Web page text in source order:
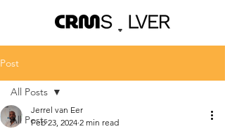
Post
All Posts
All Posts
Jerrel van Eer
Feb 23, 2024 2 min read